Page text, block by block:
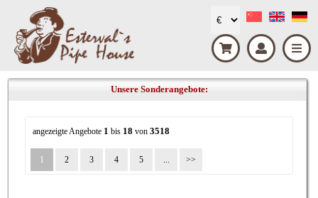
Unsere Sonderangebote:
angezeigte Angebote 1 bis 18 von 3518
1 2 3 4 5 ...